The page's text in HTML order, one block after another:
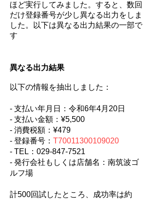
ほど実行してみました。すると、数回
だけ登録番号が少し異なる出力をしま
した。以下は異なる出力結果の一部で
す
異なる出力結果
以下の情報を抽出しました：
- 支払い年月日：令和6年4月20日
- 支払い金額：¥5,500
- 消費税額：¥479
- 登録番号： T70011300109020
- TEL：029-847-7521
- 発行会社もしくは店舗名：南筑波ゴ
ルフ場
計500回試したところ、成功率は約